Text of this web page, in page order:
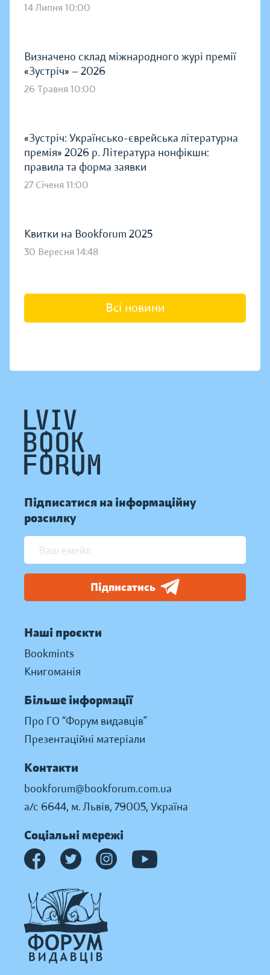
14 Липня 10:00
Визначено склад міжнародного журі премії
«Зустріч» — 2026
26 Травня 10:00
«Зустріч: Українсько-єврейська літературна
премія» 2026 р. Література нонфікшн:
правила та форма заявки
27 Січеня 11:00
Квитки на Bookforum 2025
30 Вересня 14:48
Всі новини
Підписатися на інформаційну
розсилку
Підписатись
Наші проєкти
Bookmints
Книгоманія
Більше інформації
Про ГО “Форум видавців”
Презентаційні матеріали
Контакти
bookforum@bookforum.com.ua
а/с 6644, м. Львів, 79005, Україна
Соціальні мережі